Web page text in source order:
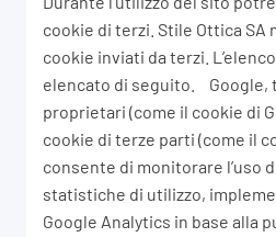
cookie di terzi. Stile Ottica SA
cookie inviati da terzi.
elencato di seguito. Google,
proprietari (come il cookie di
cookie di terze parti (come il
consente di monitorare l’uso
statistiche di utilizzo,
Google Analytics in base alla